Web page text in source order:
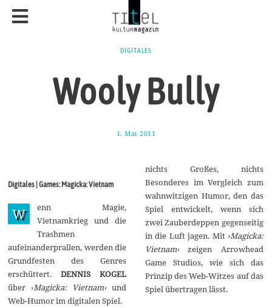
DIGITALES
Wooly Bully
1. Mai 2011
t
b
e
r
2
0
1
Digitales | Games: Magicka: Vietnam
W
enn Magie,
Vietnamkrieg und die
Trashmen
aufeinanderprallen, werden die
Grundfesten des Genres
erschüttert.DENNIS KOGEL
über ›Magicka: Vietnam‹und
Web-Humor im digitalen Spiel.
nichts Großes, nichts
Besonderes im Vergleich zum
wahnwitzigen Humor, den das
Spiel entwickelt, wenn sich
zwei Zauberdeppen gegenseitig
in die Luft jagen. Mit ›Magicka:
Vietnam‹ zeigen Arrowhead
Game Studios, wie sich das
Prinzip des Web-Witzes auf das
Spiel übertragen lässt.